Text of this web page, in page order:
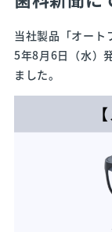
当社製品「オー
5年8月6日（水）
ました。